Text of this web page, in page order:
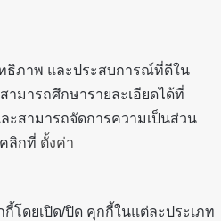
ธิภาพ และประสบการณ์ที่ดีใน
มารถศึกษารายละเอียดได้ที่
ะสามารถจัดการความเป็นส่วน
ลิกที่ ตั้งค่า
โดยเปิด/ปิด คุกกี้ในแต่ละประเภท